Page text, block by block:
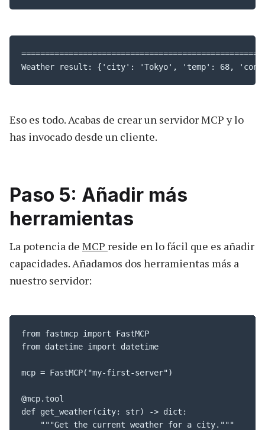
==================================================
Weather result: {'city': 'Tokyo', 'temp': 68,
Eso es todo. Acabas de crear un servidor MCP y lo
has invocado desde un cliente.
Paso 5: Añadir más
herramientas
La potencia de MCP reside en lo fácil que es añadir
capacidades. Añadamos dos herramientas más a
nuestro servidor:
from fastmcp import FastMCP
from datetime import datetime
mcp = FastMCP("my-first-server")
@mcp.tool
def get_weather(city: str) -> dict:
    """Get the current weather for a city."""